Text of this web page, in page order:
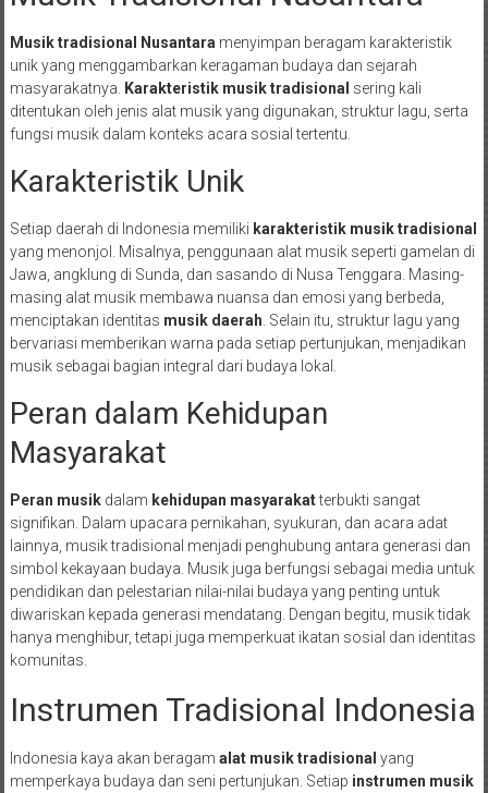
Musik tradisional Nusantara menyimpan beragam karakteristik
unik yang menggambarkan keragaman budaya dan sejarah
masyarakatnya.
Karakteristik musik tradisional sering kali
ditentukan oleh jenis alat musik yang digunakan, struktur lagu, serta
fungsi musik dalam konteks acara sosial tertentu.
Karakteristik Unik
Setiap daerah di Indonesia memiliki karakteristik musik tradisional
yang menonjol. Misalnya, penggunaan alat musik seperti gamelan di
Jawa, angklung di Sunda, dan sasando di Nusa Tenggara. Masing-
masing alat musik membawa nuansa dan emosi yang berbeda,
menciptakan identitas musik daerah . Selain itu, struktur lagu yang
bervariasi memberikan warna pada setiap pertunjukan, menjadikan
musik sebagai bagian integral dari budaya lokal.
Peran dalam Kehidupan
Masyarakat
Peran musikdalam kehidupan masyarakatterbukti sangat
signifikan. Dalam upacara pernikahan, syukuran, dan acara adat
lainnya, musik tradisional menjadi penghubung antara generasi dan
simbol kekayaan budaya. Musik juga berfungsi sebagai media untuk
pendidikan dan pelestarian nilai-nilai budaya yang penting untuk
diwariskan kepada generasi mendatang. Dengan begitu, musik tidak
hanya menghibur, tetapi juga memperkuat ikatan sosial dan identitas
komunitas.
Instrumen Tradisional Indonesia
Indonesia kaya akan beragam alat musik tradisional yang
memperkaya budaya dan seni pertunjukan. Setiap instrumen musik